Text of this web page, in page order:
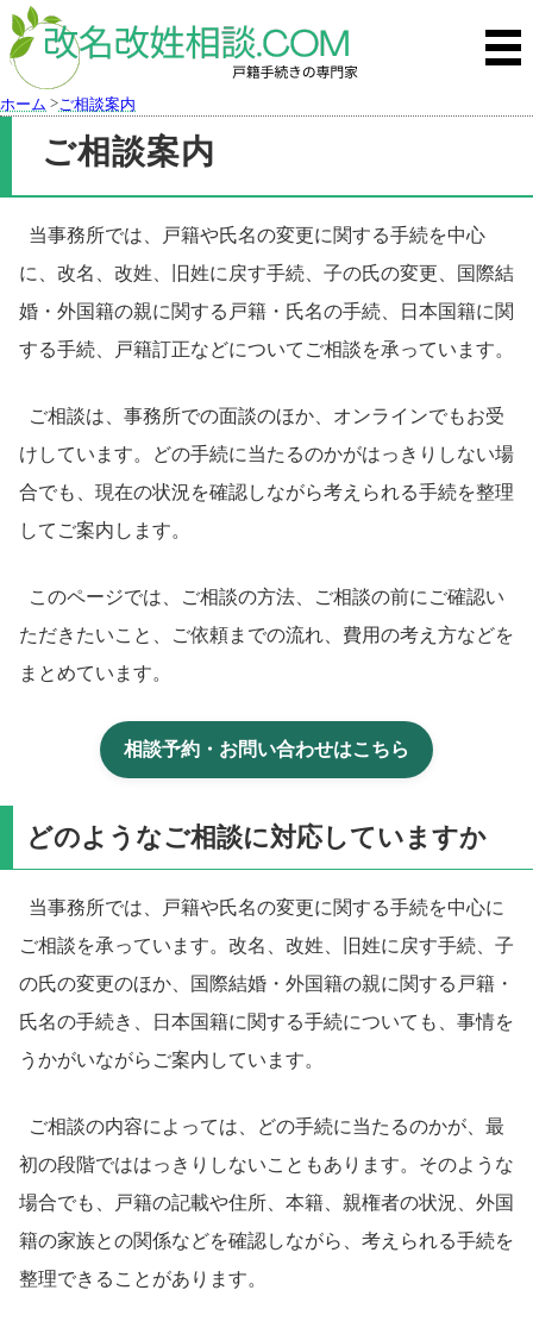
ホーム >ご相談案内
ご相談案内
当事務所では、戸籍や氏名の変更に関する手続を中心
に、改名、改姓、旧姓に戻す手続、子の氏の変更、国際結
婚・外国籍の親に関する戸籍・氏名の手続、日本国籍に関
する手続、戸籍訂正などについてご相談を承っています。
ご相談は、事務所での面談のほか、オンラインでもお受
けしています。どの手続に当たるのかがはっきりしない場
合でも、現在の状況を確認しながら考えられる手続を整理
してご案内します。
このページでは、ご相談の方法、ご相談の前にご確認い
ただきたいこと、ご依頼までの流れ、費用の考え方などを
まとめています。
相談予約・お問い合わせはこちら
どのようなご相談に対応していますか
当事務所では、戸籍や氏名の変更に関する手続を中心に
ご相談を承っています。改名、改姓、旧姓に戻す手続、子
の氏の変更のほか、国際結婚・外国籍の親に関する戸籍・
氏名の手続き、日本国籍に関する手続についても、事情を
うかがいながらご案内しています。
ご相談の内容によっては、どの手続に当たるのかが、最
初の段階でははっきりしないこともあります。そのような
場合でも、戸籍の記載や住所、本籍、親権者の状況、外国
籍の家族との関係などを確認しながら、考えられる手続を
整理できることがあります。